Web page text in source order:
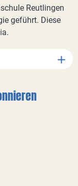
Reutlingen
geführt. Diese